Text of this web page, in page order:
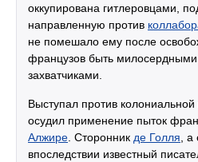
оккупирована гитлеровцами,
направленную против
не помешало ему после
французов быть милосердными
захватчиками.
Выступал против
осудил применение пыток
Алжире . Сторонник де Голля ,
впоследствии известный